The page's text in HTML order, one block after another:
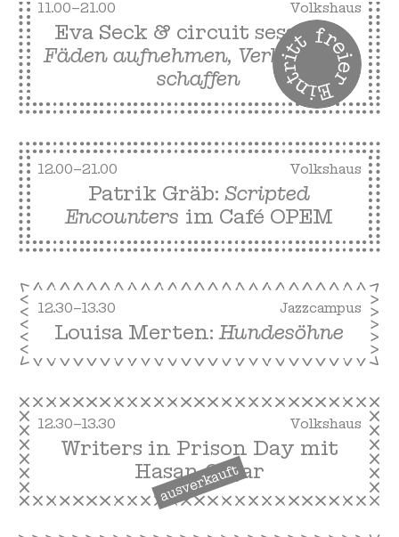
11.00–21.00 Volkshaus
Eva Seck & circuit sessions:
Fäden aufnehmen, Verbindung
schaffen
12.00–21.00 Volkshaus
Patrik Gräb:Scripted
Encounters im Café OPEM
12.30–13.30 Jazzcampus
Louisa Merten:Hundesöhne
12.30–13.30 Volkshaus
ausverkauft
Writers in Prison Day mit
Hasan Coşar